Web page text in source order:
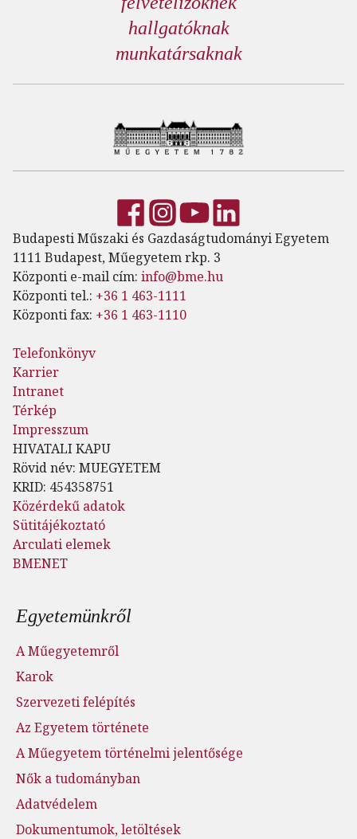
hallgatóknak
munkatársaknak
Budapesti Műszaki és Gazdaságtudományi Egyetem
1111 Budapest, Műegyetem rkp. 3
Központi e-mail cím: info@bme.hu
Központi tel.: +36 1 463-1111
Központi fax: +36 1 463-1110
Telefonkönyv
Karrier
Intranet
Térkép
Impresszum
HIVATALI KAPU
Rövid név: MUEGYETEM
KRID: 454358751
Közérdekű adatok
Sütitájékoztató
Arculati elemek
BMENET
Lábléc menü
Egyetemünkről
A Műegyetemről
Karok
Szervezeti felépítés
Az Egyetem története
A Műegyetem történelmi jelentősége
Nők a tudományban
Adatvédelem
Dokumentumok, letöltések